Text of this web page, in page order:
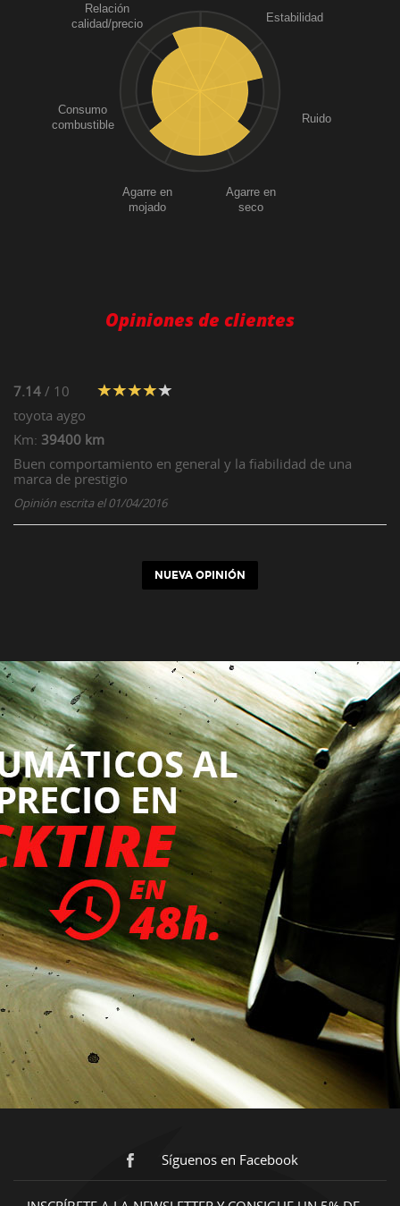
Estabilidad
Ruido
Agarre en
seco
Agarre en
mojado
Consumo
combustible
Relación
calidad/precio
Opiniones de clientes
7.14 / 10
toyota aygo
Km: 39400 km
Buen comportamiento en general y la fiabilidad de una
marca de prestigio
Opinión escrita el 01/04/2016
NUEVA OPINIÓN
Síguenos en Facebook